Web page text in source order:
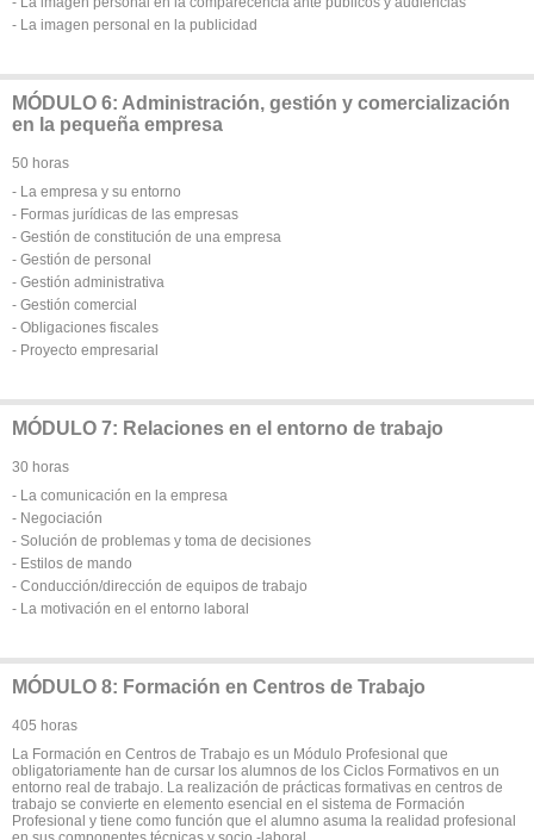
- La imagen personal en la publicidad
MÓDULO 6: Administración, gestión y comercialización
en la pequeña empresa
50 horas
- La empresa y su entorno
- Formas jurídicas de las empresas
- Gestión de constitución de una empresa
- Gestión de personal
- Gestión administrativa
- Gestión comercial
- Obligaciones fiscales
- Proyecto empresarial
MÓDULO 7: Relaciones en el entorno de trabajo
30 horas
- La comunicación en la empresa
- Negociación
- Solución de problemas y toma de decisiones
- Estilos de mando
- Conducción/dirección de equipos de trabajo
- La motivación en el entorno laboral
MÓDULO 8: Formación en Centros de Trabajo
405 horas
La Formación en Centros de Trabajo es un Módulo Profesional que
obligatoriamente han de cursar los alumnos de los Ciclos Formativos en un
entorno real de trabajo. La realización de prácticas formativas en centros de
trabajo se convierte en elemento esencial en el sistema de Formación
Profesional y tiene como función que el alumno asuma la realidad profesional